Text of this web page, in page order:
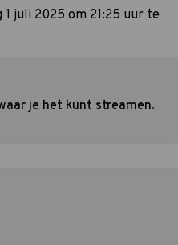
1 juli 2025 om 21:25 uur te
je het kunt streamen.